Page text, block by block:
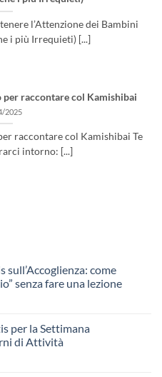
l’Attenzione dei Bambini
i più Irrequieti) [...]
raccontare col Kamishibai
2025
raccontare col Kamishibai Te
intorno: [...]
come
senza fare una lezione
per la Settimana
di Attività